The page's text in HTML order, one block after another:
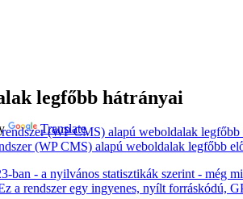
Translate
legfőbb hátrányai
(WP CMS) alapú weboldalak legfőbb
ban - a nyilvános statisztikák szerint - még
a rendszer egy ingyenes, nyílt forráskódú,